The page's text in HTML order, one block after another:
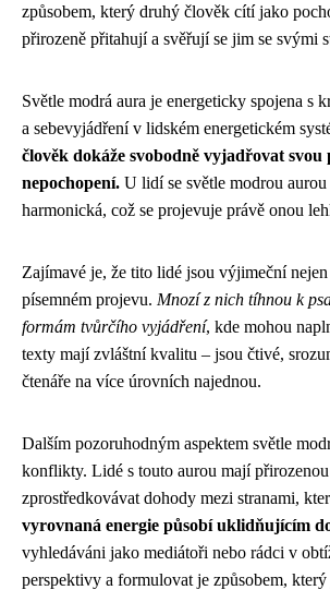
způsobem, který druhý člověk cítí jako
přirozeně přitahují a svěřují se jim se svými
Světle modrá aura je energeticky spojena s
a sebevyjádření v lidském energetickém
člověk dokáže svobodně vyjadřovat
nepochopení. U lidí se světle modrou
harmonická, což se projevuje právě onou
Zajímavé je, že tito lidé jsou výjimeční
písemném projevu. Mnozí z nich tíhnou k
formám tvůrčího vyjádření, kde mohou
texty mají zvláštní kvalitu – jsou čtivé,
čtenáře na více úrovních najednou.
Dalším pozoruhodným aspektem světle
konflikty. Lidé s touto aurou mají
zprostředkovávat dohody mezi stranami,
vyrovnaná energie působí uklidňujícím
vyhledáváni jako mediátoři nebo rádci v
perspektivy a formulovat je způsobem,